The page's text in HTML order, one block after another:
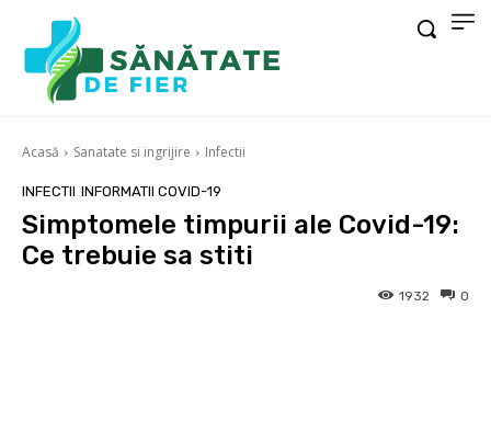
Acasă Sanatate si ingrijire Infectii
INFECTII INFORMATII COVID-19
Simptomele timpurii ale Covid-19:
Ce trebuie sa stiti
0
1932